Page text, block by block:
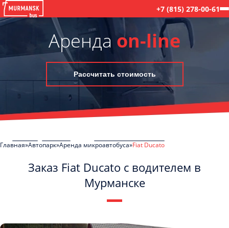
+7 (815) 278-00-61
Аренда on-line
Рассчитать стоимость
Главная Автопарк Аренда микроавтобуса Fiat Ducato
Заказ Fiat Ducato с водителем в
Мурманске
Политикой конфиденциальности
ознакомлен(а), даю согласие на